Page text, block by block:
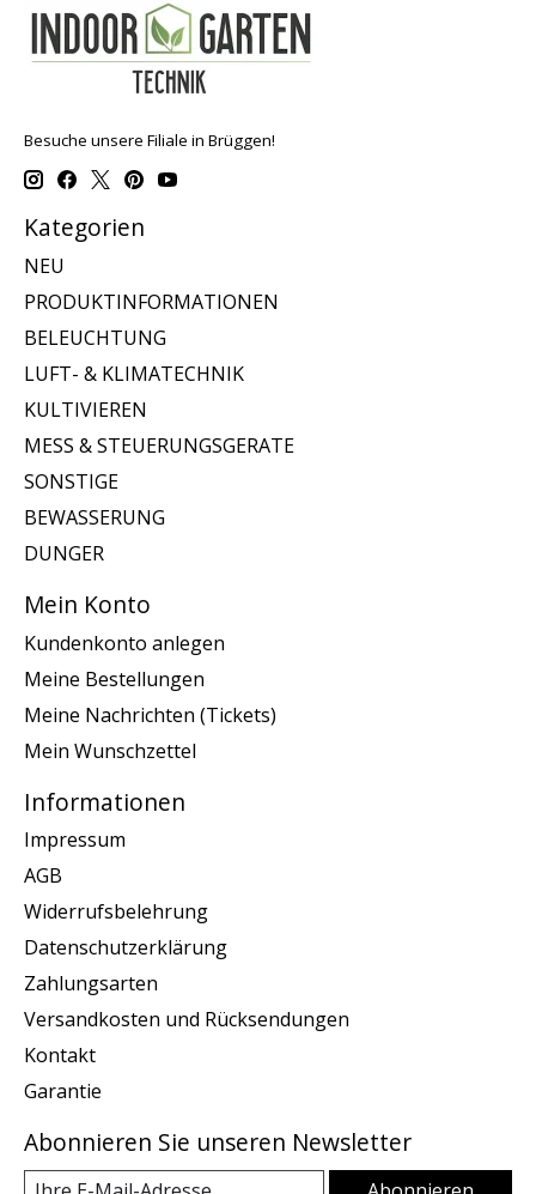
Besuche unsere Filiale in Brüggen!
Kategorien
NEU
PRODUKTINFORMATIONEN
BELEUCHTUNG
LUFT- & KLIMATECHNIK
KULTIVIEREN
MESS & STEUERUNGSGERATE
SONSTIGE
BEWASSERUNG
DUNGER
Mein Konto
Kundenkonto anlegen
Meine Bestellungen
Meine Nachrichten (Tickets)
Mein Wunschzettel
Informationen
Impressum
AGB
Widerrufsbelehrung
Datenschutzerklärung
Zahlungsarten
Versandkosten und Rücksendungen
Kontakt
Garantie
Abonnieren Sie unseren Newsletter